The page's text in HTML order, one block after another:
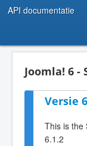
API documentatie
Joomla! 6 -
Versie
This is the
6.1.2